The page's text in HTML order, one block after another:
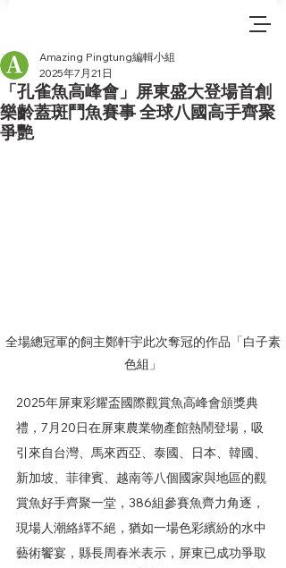
「孔雀魚高峰會」屏東盛大登場首創
樂齡蓋斑鬥魚賽事 全球八國高手齊聚
爭艷
Amazing Pingtung編輯小組
2025年7月21日
全場總冠軍的飼主鄭軒宇此次奪冠的作品「白子素
色組」
2025年屏東彩耀盃國際觀賞魚高峰會頒獎典
禮，7月20日在屏東農業物產館熱鬧登場，吸
引來自台灣、馬來西亞、泰國、日本、韓國、
新加坡、菲律賓、越南等八個國家與地區的觀
賞魚好手齊聚一堂，386組參賽魚齊力角逐，
現場人潮絡繹不絕，猶如一場色彩繽紛的水中
藝術饗宴，縣長周春米表示，屏東已成功爭取